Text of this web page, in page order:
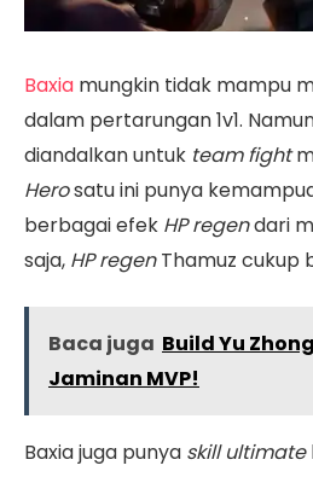
Baxia mungkin tidak mampu
dalam pertarungan 1v1.
diandalkan untuk team fight
Herosatu ini punya
berbagai efek HP regendari
saja, HP regenThamuz cukup
Baca juga Build Yu
Jaminan MVP!
Baxia juga punya skill ultimate